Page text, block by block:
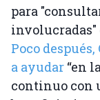
para
involucradas"
Poco
a ayudar “en
continuo con